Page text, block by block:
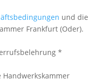
und die
Frankfurt (Oder).
*